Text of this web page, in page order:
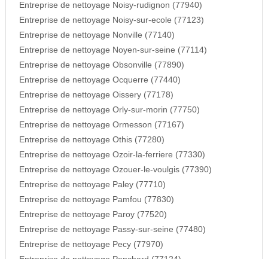
Entreprise de nettoyage Noisy-rudignon (77940)
Entreprise de nettoyage Noisy-sur-ecole (77123)
Entreprise de nettoyage Nonville (77140)
Entreprise de nettoyage Noyen-sur-seine (77114)
Entreprise de nettoyage Obsonville (77890)
Entreprise de nettoyage Ocquerre (77440)
Entreprise de nettoyage Oissery (77178)
Entreprise de nettoyage Orly-sur-morin (77750)
Entreprise de nettoyage Ormesson (77167)
Entreprise de nettoyage Othis (77280)
Entreprise de nettoyage Ozoir-la-ferriere (77330)
Entreprise de nettoyage Ozouer-le-voulgis (77390)
Entreprise de nettoyage Paley (77710)
Entreprise de nettoyage Pamfou (77830)
Entreprise de nettoyage Paroy (77520)
Entreprise de nettoyage Passy-sur-seine (77480)
Entreprise de nettoyage Pecy (77970)